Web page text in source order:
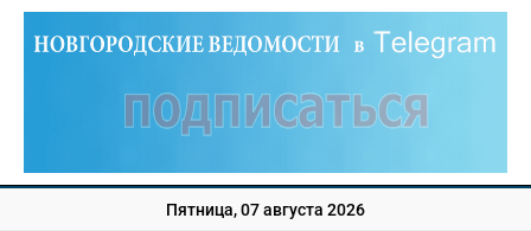
Пятница, 07 августа 2026